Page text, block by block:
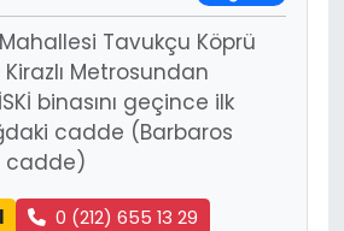
Tavukçu Köprü
Metrosundan
binasını geçince ilk
cadde (Barbaros
cadde)
0 (212) 655 13 29